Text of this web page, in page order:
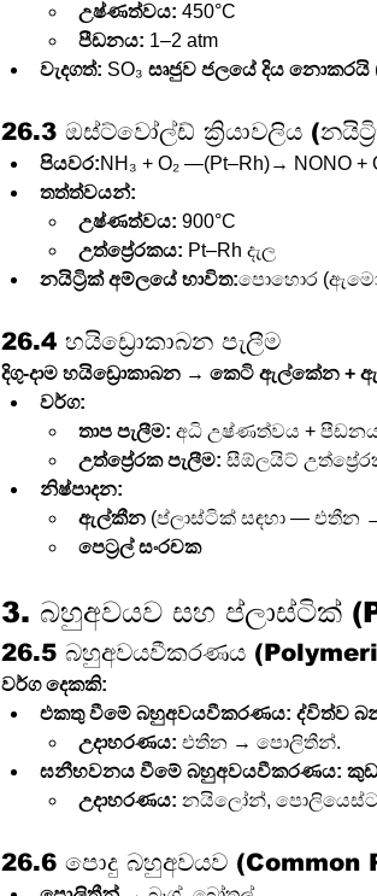
උෂ්ණත්වය: 450°C
පීඩනය: 1–2 atm
වැදගත්: SO₃ සෘජුව ජලයේ දිය නොකරයි
26.3 ඔස්ට්වෝල්ඩ් ක්‍රියාවලිය
පියවර:NH₃ + O₂ —(Pt–Rh)→ NONO
තත්ත්වයන්:
උෂ්ණත්වය: 900°C
උත්ප්‍රේරකය: Pt–Rh දැල
නයිට්‍රික් අම්ලයේ භාවිත:පොහොර
26.4 හයිඩ්‍රොකාබන පැලීම
දිගු-දාම හයිඩ්‍රොකාබන → කෙටි ඇල්කේන +
වර්ග:
තාප පැලීම: අධි උෂ්ණත්වය +
උත්ප්‍රේරක පැලීම: සීඕලයිට්
නිෂ්පාදන:
ඇල්කීන (ප්ලාස්ටික් සඳහා — එතීන
පෙට්‍රල් සංරචක
3. බහුඅවයව සහ ප්ලාස්ටික්
26.5 බහුඅවයවීකරණය
වර්ග දෙකකි:
එකතු වීමේ බහුඅවයවීකරණය: ද්විත්ව
උදාහරණය: එතීන → පොලිතීන්.
ඝනීභවනය වීමේ බහුඅවයවීකරණය:
උදාහරණය: නයිලෝන්,
26.6 පොදු බහුඅවයව (Common